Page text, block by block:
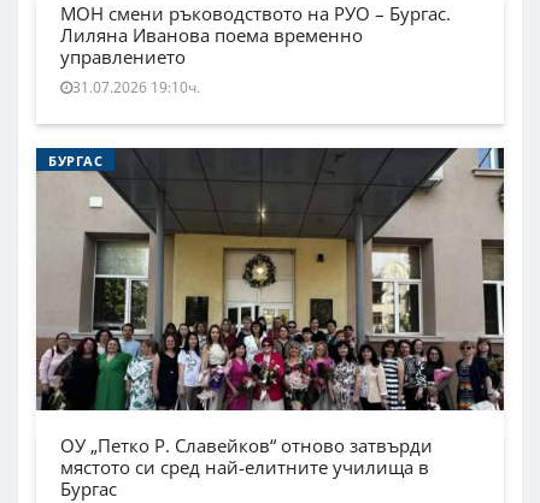
МОН смени ръководството на РУО – Бургас.
Лиляна Иванова поема временно
управлението
31.07.2026 19:10ч.
БУРГАС
ОУ „Петко Р. Славейков“ отново затвърди
мястото си сред най-елитните училища в
Бургас